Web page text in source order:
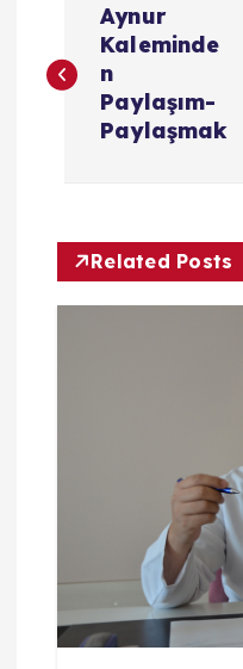
a
g
e
e
s
Aynur
Kaleminde
n
Paylaşım-
Paylaşmak
Related Posts